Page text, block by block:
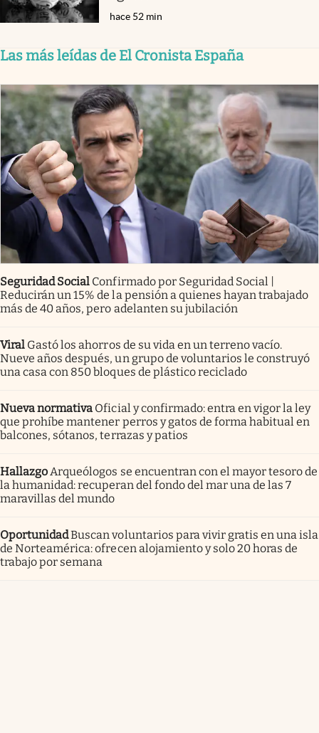
hace 52 min
Las más leídas de El Cronista España
Seguridad Social Confirmado por Seguridad Social |
Reducirán un 15% de la pensión a quienes hayan trabajado
más de 40 años, pero adelanten su jubilación
Viral Gastó los ahorros de su vida en un terreno vacío.
Nueve años después, un grupo de voluntarios le construyó
una casa con 850 bloques de plástico reciclado
Nueva normativa Oficial y confirmado: entra en vigor la ley
que prohíbe mantener perros y gatos de forma habitual en
balcones, sótanos, terrazas y patios
Hallazgo Arqueólogos se encuentran con el mayor tesoro de
la humanidad: recuperan del fondo del mar una de las 7
maravillas del mundo
OportunidadBuscan voluntarios para vivir gratis en una isla
de Norteamérica: ofrecen alojamiento y solo 20 horas de
trabajo por semana